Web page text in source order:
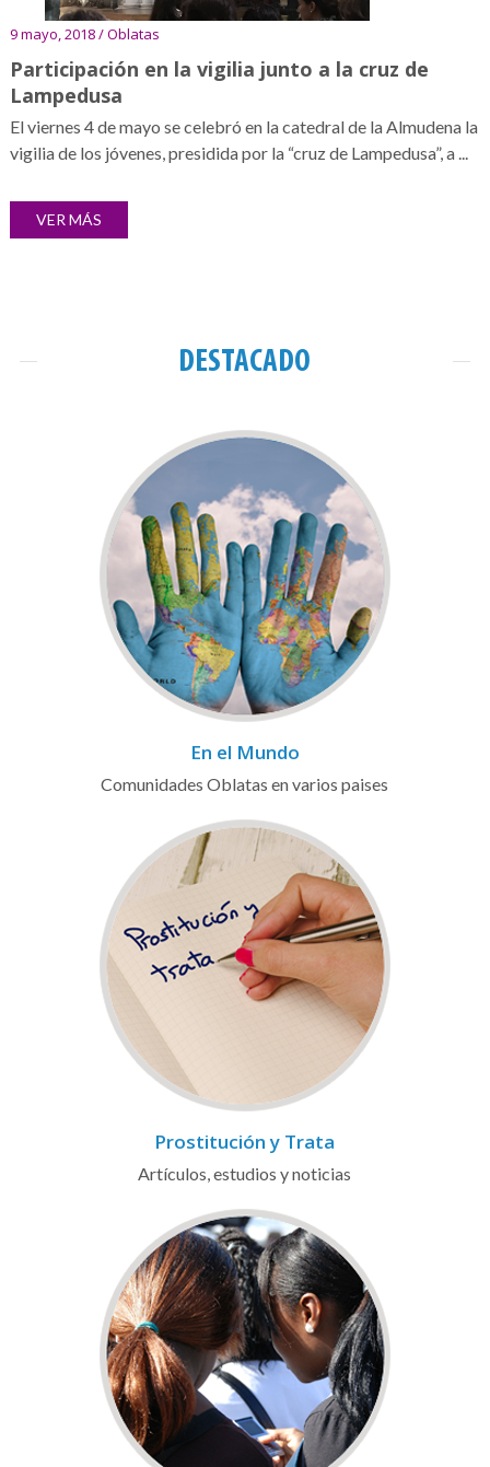
9 mayo, 2018 / Oblatas
Participación en la vigilia junto a la cruz de
Lampedusa
El viernes 4 de mayo se celebró en la catedral de la Almudena la
vigilia de los jóvenes, presidida por la “cruz de Lampedusa”, a ...
VER MÁS
DESTACADO
En el Mundo
Comunidades Oblatas en varios paises
Prostitución y Trata
Artículos, estudios y noticias